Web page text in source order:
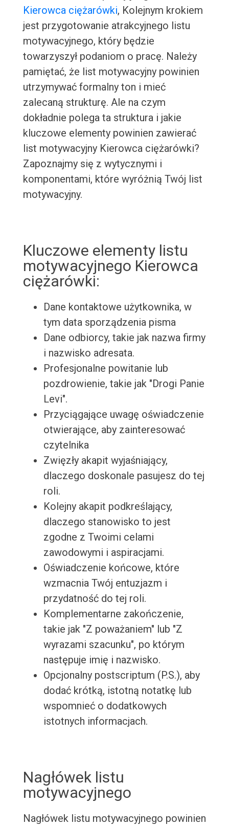
Kierowca ciężarówki, Kolejnym krokiem
jest przygotowanie atrakcyjnego listu
motywacyjnego, który będzie
towarzyszył podaniom o pracę. Należy
pamiętać, że list motywacyjny powinien
utrzymywać formalny ton i mieć
zalecaną strukturę. Ale na czym
dokładnie polega ta struktura i jakie
kluczowe elementy powinien zawierać
list motywacyjny Kierowca ciężarówki?
Zapoznajmy się z wytycznymi i
komponentami, które wyróżnią Twój list
motywacyjny.
Kluczowe elementy listu
motywacyjnego Kierowca
ciężarówki:
Dane kontaktowe użytkownika, w
tym data sporządzenia pisma
Dane odbiorcy, takie jak nazwa firmy
i nazwisko adresata.
Profesjonalne powitanie lub
pozdrowienie, takie jak "Drogi Panie
Levi".
Przyciągające uwagę oświadczenie
otwierające, aby zainteresować
czytelnika
Zwięzły akapit wyjaśniający,
dlaczego doskonale pasujesz do tej
roli.
Kolejny akapit podkreślający,
dlaczego stanowisko to jest
zgodne z Twoimi celami
zawodowymi i aspiracjami.
Oświadczenie końcowe, które
wzmacnia Twój entuzjazm i
przydatność do tej roli.
Komplementarne zakończenie,
takie jak "Z poważaniem" lub "Z
wyrazami szacunku", po którym
następuje imię i nazwisko.
Opcjonalny postscriptum (P.S.), aby
dodać krótką, istotną notatkę lub
wspomnieć o dodatkowych
istotnych informacjach.
Nagłówek listu
motywacyjnego
Nagłówek listu motywacyjnego powinien